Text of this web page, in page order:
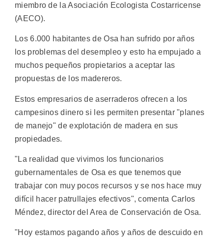
miembro de la Asociación Ecologista Costarricense
(AECO).
Los 6.000 habitantes de Osa han sufrido por años
los problemas del desempleo y esto ha empujado a
muchos pequeños propietarios a aceptar las
propuestas de los madereros.
Estos empresarios de aserraderos ofrecen a los
campesinos dinero si les permiten presentar "planes
de manejo" de explotación de madera en sus
propiedades.
"La realidad que vivimos los funcionarios
gubernamentales de Osa es que tenemos que
trabajar con muy pocos recursos y se nos hace muy
difícil hacer patrullajes efectivos", comenta Carlos
Méndez, director del Area de Conservación de Osa.
"Hoy estamos pagando años y años de descuido en